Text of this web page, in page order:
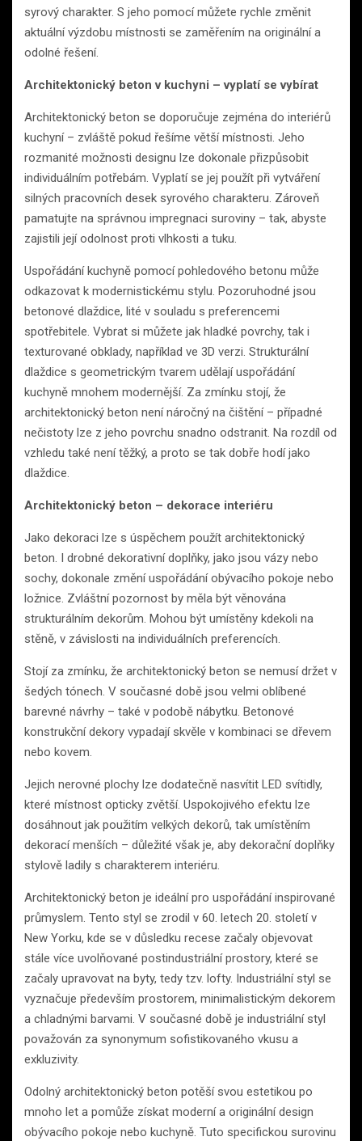
syrový charakter. S jeho pomocí můžete rychle změnit
aktuální výzdobu místnosti se zaměřením na originální a
odolné řešení.
Architektonický beton v kuchyni – vyplatí se vybírat
Architektonický beton se doporučuje zejména do interiérů
kuchyní – zvláště pokud řešíme větší místnosti. Jeho
rozmanité možnosti designu lze dokonale přizpůsobit
individuálním potřebám. Vyplatí se jej použít při vytváření
silných pracovních desek syrového charakteru. Zároveň
pamatujte na správnou impregnaci suroviny – tak, abyste
zajistili její odolnost proti vlhkosti a tuku.
Uspořádání kuchyně pomocí pohledového betonu může
odkazovat k modernistickému stylu. Pozoruhodné jsou
betonové dlaždice, lité v souladu s preferencemi
spotřebitele. Vybrat si můžete jak hladké povrchy, tak i
texturované obklady, například ve 3D verzi. Strukturální
dlaždice s geometrickým tvarem udělají uspořádání
kuchyně mnohem modernější. Za zmínku stojí, že
architektonický beton není náročný na čištění – případné
nečistoty lze z jeho povrchu snadno odstranit. Na rozdíl od
vzhledu také není těžký, a proto se tak dobře hodí jako
dlaždice.
Architektonický beton – dekorace interiéru
Jako dekoraci lze s úspěchem použít architektonický
beton. I drobné dekorativní doplňky, jako jsou vázy nebo
sochy, dokonale změní uspořádání obývacího pokoje nebo
ložnice. Zvláštní pozornost by měla být věnována
strukturálním dekorům. Mohou být umístěny kdekoli na
stěně, v závislosti na individuálních preferencích.
Stojí za zmínku, že architektonický beton se nemusí držet v
šedých tónech. V současné době jsou velmi oblíbené
barevné návrhy – také v podobě nábytku. Betonové
konstrukční dekory vypadají skvěle v kombinaci se dřevem
nebo kovem.
Jejich nerovné plochy lze dodatečně nasvítit LED svítidly,
které místnost opticky zvětší. Uspokojivého efektu lze
dosáhnout jak použitím velkých dekorů, tak umístěním
dekorací menších – důležité však je, aby dekorační doplňky
stylově ladily s charakterem interiéru.
Architektonický beton je ideální pro uspořádání inspirované
průmyslem. Tento styl se zrodil v 60. letech 20. století v
New Yorku, kde se v důsledku recese začaly objevovat
stále více uvolňované postindustriální prostory, které se
začaly upravovat na byty, tedy tzv. lofty. Industriální styl se
vyznačuje především prostorem, minimalistickým dekorem
a chladnými barvami. V současné době je industriální styl
považován za synonymum sofistikovaného vkusu a
exkluzivity.
Odolný architektonický beton potěší svou estetikou po
mnoho let a pomůže získat moderní a originální design
obývacího pokoje nebo kuchyně. Tuto specifickou surovinu